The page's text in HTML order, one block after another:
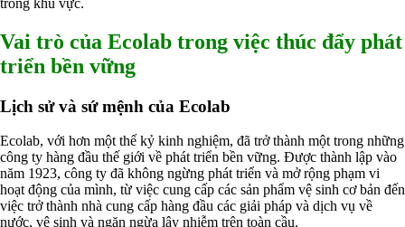
Vai trò của Ecolab trong việc thúc đẩy phát
triển bền vững
Lịch sử và sứ mệnh của Ecolab
Ecolab, với hơn một thế kỷ kinh nghiệm, đã trở thành một trong những
công ty hàng đầu thế giới về phát triển bền vững. Được thành lập vào
năm 1923, công ty đã không ngừng phát triển và mở rộng phạm vi
hoạt động của mình, từ việc cung cấp các sản phẩm vệ sinh cơ bản đến
việc trở thành nhà cung cấp hàng đầu các giải pháp và dịch vụ về
nước, vệ sinh và ngăn ngừa lây nhiễm trên toàn cầu.